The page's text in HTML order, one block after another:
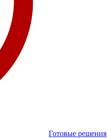
Готовые решения